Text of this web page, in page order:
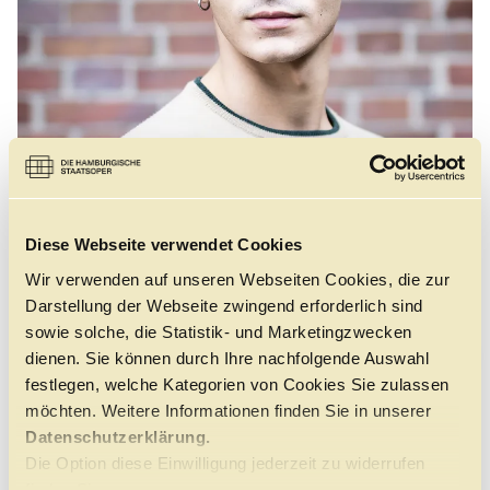
Diese Webseite verwendet Cookies
Wir verwenden auf unseren Webseiten Cookies, die zur
Darstellung der Webseite zwingend erforderlich sind
sowie solche, die Statistik- und Marketingzwecken
dienen. Sie können durch Ihre nachfolgende Auswahl
festlegen, welche Kategorien von Cookies Sie zulassen
möchten. Weitere Informationen finden Sie in unserer
Datenschutzerklärung.
Die Option diese Einwilligung jederzeit zu widerrufen
Führungen Jobs Kontakt
GEBOREN